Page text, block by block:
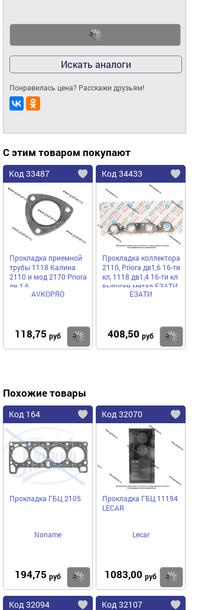
Искать аналоги
Понравилась цена? Расскажи друзьям!
С этим товаром покупают
Код 33487
Прокладка приемной
трубы 1118 Калина
2110 и мод 2170 Priora
дв 1,6
AVKOPRO
118,75 руб Купить
Код 34433
Прокладка коллектора
2110, Priora дв1,6 16-ти
кл, 1118 дв1,4 16-ти кл
выпускн метал ЕЗАТИ
PREMIUMЕЗАТИ
408,50 руб
Похожие товары
Код 164
Прокладка ГБЦ 2105
Noname
194,75 руб Купить
Код 32070
Прокладка ГБЦ 11194
LECAR
Lecar
1083,00 руб
Код 32094 Код 32107